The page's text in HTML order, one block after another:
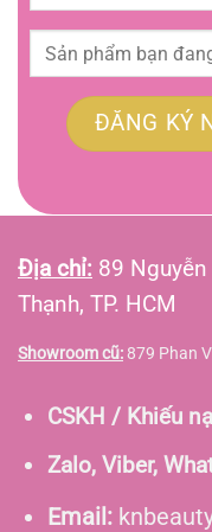
Địa chỉ: 89
Thạnh, TP. HCM
Showroom cũ: 879 Phan
CSKH / Khiếu
Zalo, Viber,
Email: